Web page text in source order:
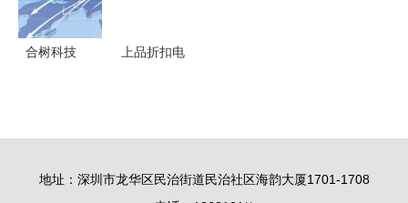
合树科技
上品折扣电
增长
地址：深圳市龙华区民治街道民治社区海韵大厦1701-1708